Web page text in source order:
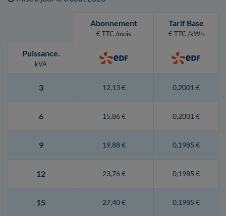
Abonnement
€ TTC /mois
Tarif Base
€ TTC /kWh
Puissance.
kVA
3 12,13 € 0,2001 €
6 15,86 € 0,2001 €
9 19,88 € 0,1985 €
12 23,76 € 0,1985 €
15 27,40 € 0,1985 €